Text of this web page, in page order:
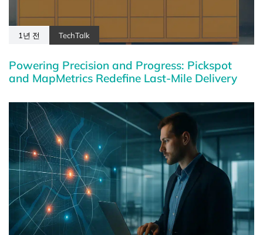
1년 전 TechTalk
Powering Precision and Progress: Pickspot
and MapMetrics Redefine Last-Mile Delivery